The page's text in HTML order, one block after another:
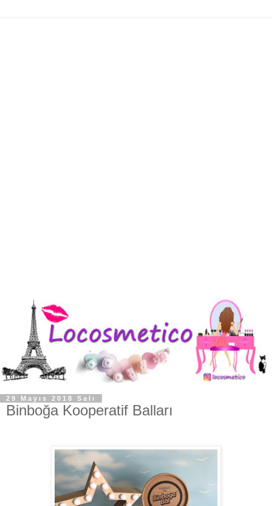
29 Mayıs 2018 Salı
Binboğa Kooperatif Balları